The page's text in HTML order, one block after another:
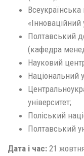
Всеукраїнська
«Інноваційний
Полтавський
(кафедра
Науковий
Національний
університет;
Поліський
Полтавський
Дата і час: 21